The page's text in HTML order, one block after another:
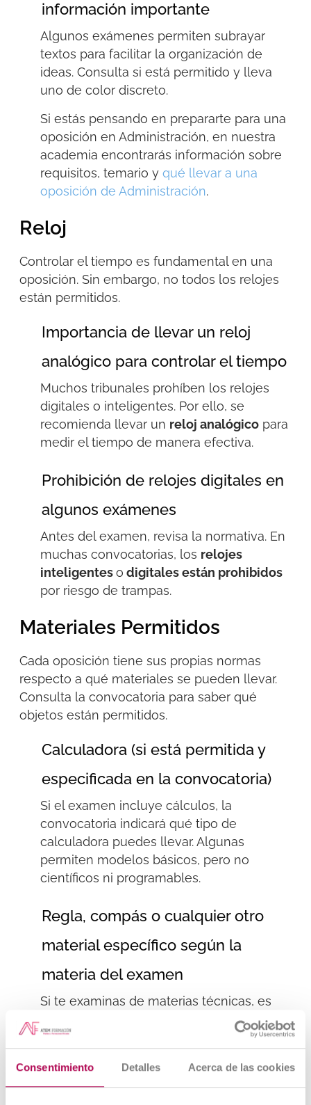
Consentimiento Detalles Acerca de las cookies
información importante
Algunos exámenes permiten subrayar
textos para facilitar la organización de
ideas. Consulta si está permitido y lleva
uno de color discreto.
Si estás pensando en prepararte para una
oposición en Administración, en nuestra
academia encontrarás información sobre
requisitos, temario y qué llevar a una
oposición de Administración.
Reloj
Controlar el tiempo es fundamental en una
oposición. Sin embargo, no todos los relojes
están permitidos.
Importancia de llevar un reloj
analógico para controlar el tiempo
Muchos tribunales prohíben los relojes
digitales o inteligentes. Por ello, se
recomienda llevar un reloj analógicopara
medir el tiempo de manera efectiva.
Prohibición de relojes digitales en
algunos exámenes
Antes del examen, revisa la normativa. En
muchas convocatorias, los relojes
inteligenteso digitales están prohibidos
por riesgo de trampas.
Materiales Permitidos
Cada oposición tiene sus propias normas
respecto a qué materiales se pueden llevar.
Consulta la convocatoria para saber qué
objetos están permitidos.
Calculadora (si está permitida y
especificada en la convocatoria)
Si el examen incluye cálculos, la
convocatoria indicará qué tipo de
calculadora puedes llevar. Algunas
permiten modelos básicos, pero no
científicos ni programables.
Regla, compás o cualquier otro
material específico según la
materia del examen
Si te examinas de materias técnicas, es
una regla, un
compás o escuadra
antes del día de la prueba.